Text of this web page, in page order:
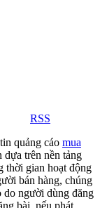
RSS
quảng cáo mua
trên nền tảng
thời gian hoạt động
bán hàng, chúng
do người dùng đăng
bài, nếu phát